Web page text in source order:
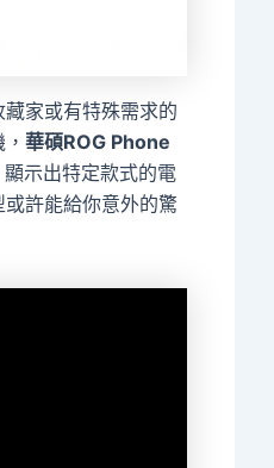
家或有特殊需求的
華碩ROG Phone
示出特定款式的電
許能給你意外的驚